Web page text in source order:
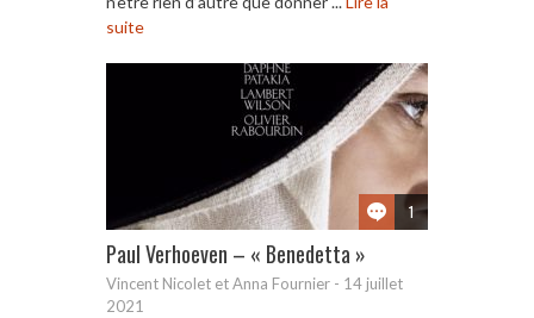
suite
1
Paul Verhoeven – « Benedetta »
Vincent Nicolet et Anna Fournier - 14 juillet
2021